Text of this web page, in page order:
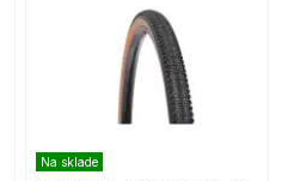
Na sklade